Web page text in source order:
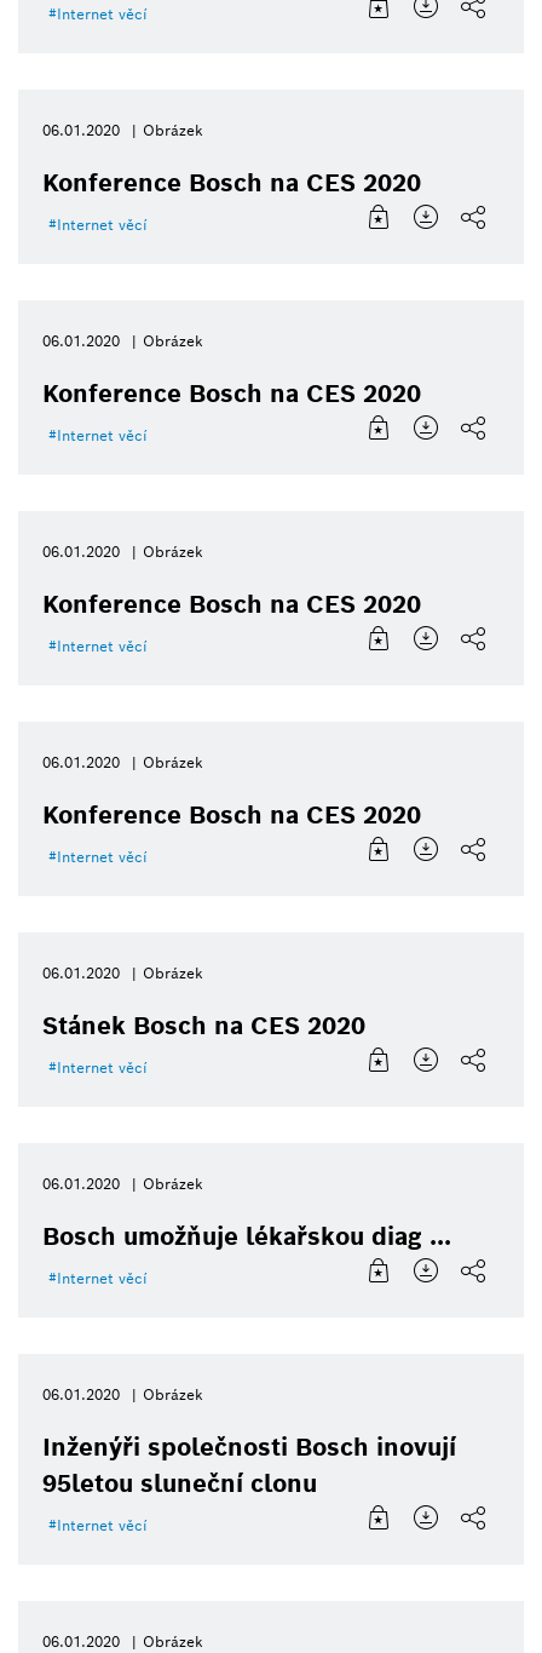
Internet věcí
06.01.2020 Obrázek
Konference Bosch na CES 2020
Internet věcí
06.01.2020 Obrázek
Konference Bosch na CES 2020
Internet věcí
06.01.2020 Obrázek
Konference Bosch na CES 2020
Internet věcí
06.01.2020 Obrázek
Konference Bosch na CES 2020
Internet věcí
06.01.2020 Obrázek
Stánek Bosch na CES 2020
Internet věcí
06.01.2020 Obrázek
Bosch umožňuje lékařskou diag ...
Internet věcí
06.01.2020 Obrázek
Inženýři společnosti Bosch inovují
95letou sluneční clonu
Internet věcí
06.01.2020 Obrázek